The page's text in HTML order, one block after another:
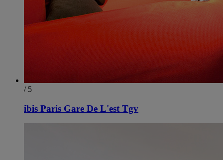
/ 5
ibis Paris Gare De L'est Tgv